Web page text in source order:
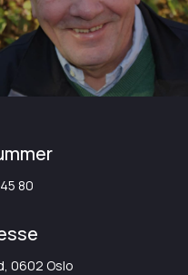
80
0602 Oslo